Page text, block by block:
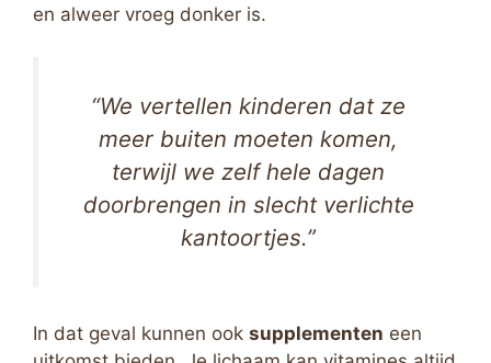
en alweer vroeg donker is.
“We vertellen kinderen dat ze
meer buiten moeten komen,
terwijl we zelf hele dagen
doorbrengen in slecht verlichte
kantoortjes.”
In dat geval kunnen ook supplementen een